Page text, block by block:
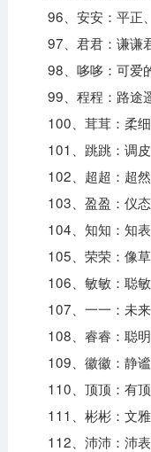
96、安安：平正、
97、君君：谦谦君
98、哆哆：可爱的
99、程程：路途遥
100、茸茸：柔细
101、跳跳：调皮
102、超超：超然
103、盈盈：仪态
104、知知：知表
105、荣荣：像草
106、敏敏：聪敏
107、一一：未来
108、睿睿：聪明
109、徽徽：静谧
110、顶顶：有顶
111、彬彬：文雅
112、沛沛：沛表